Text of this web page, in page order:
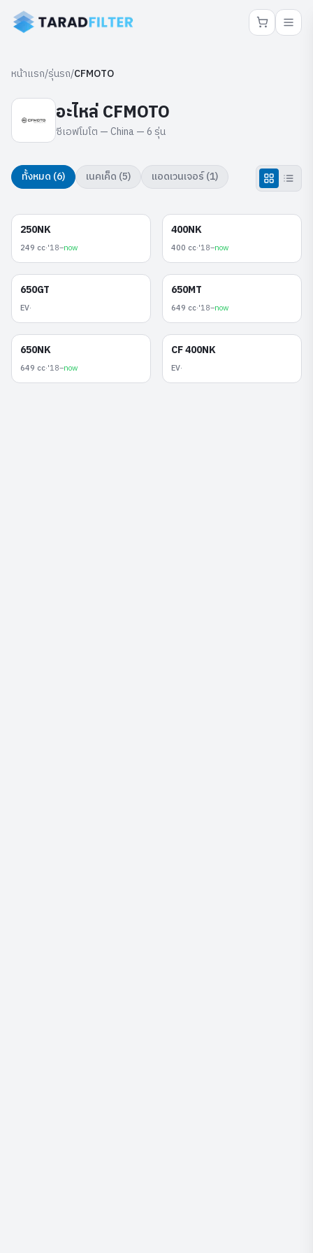
หน้าแรก/รุ่นรถ/CFMOTO
อะไหล่CFMOTO
ซีเอฟโมโต —China— 6 รุ่น
ทั้งหมด (6) เนคเค็ด (5) แอดเวนเจอร์(1)
เนคเค็ด
250NK
249 cc·'18–now
เนคเค็ด
400NK
400 cc·'18–now
เนคเค็ด
650GT
EV·
แอดเวนเจอร์
650MT
649 cc·'18–now
เนคเค็ด
650NK
649 cc·'18–now
เนคเค็ด
CF 400NK
EV·